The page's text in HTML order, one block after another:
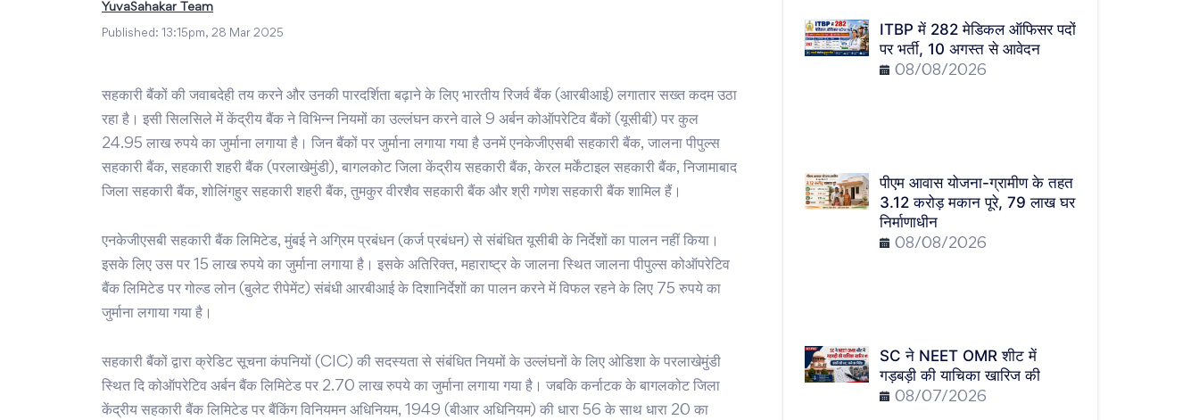
YuvaSahakar Team
Published: 13:15pm, 28 Mar 2025
सहकारी बैंकों की जवाबदेही तय करने और उनकी पारदर्शिता बढ़ाने के लिए भारतीय रिजर्व बैंक (आरबीआई) लगातार सख्त कदम उठा
रहा है। इसी सिलसिले में केंद्रीय बैंक ने विभिन्न नियमों का उल्लंघन करने वाले 9 अर्बन कोऑपरेटिव बैंकों (यूसीबी) पर कुल
24.95 लाख रुपये का जुर्माना लगाया है। जिन बैंकों पर जुर्माना लगाया गया है उनमें एनकेजीएसबी सहकारी बैंक, जालना पीपुल्स
सहकारी बैंक, सहकारी शहरी बैंक (परलाखेमुंडी), बागलकोट जिला केंद्रीय सहकारी बैंक, केरल मर्केंटाइल सहकारी बैंक, निजामाबाद
जिला सहकारी बैंक, शोलिंगहुर सहकारी शहरी बैंक, तुमकुर वीरशैव सहकारी बैंक और श्री गणेश सहकारी बैंक शामिल हैं।
एनकेजीएसबी सहकारी बैंक लिमिटेड, मुंबई ने अग्रिम प्रबंधन (कर्ज प्रबंधन) से संबंधित यूसीबी के निर्देशों का पालन नहीं किया।
इसके लिए उस पर 15 लाख रुपये का जुर्माना लगाया है। इसके अतिरिक्त, महाराष्ट्र के जालना स्थित जालना पीपुल्स कोऑपरेटिव
बैंक लिमिटेड पर गोल्ड लोन (बुलेट रीपेमेंट) संबंधी आरबीआई के दिशानिर्देशों का पालन करने में विफल रहने के लिए 75 रुपये का
जुर्माना लगाया गया है।
सहकारी बैंकों द्वारा क्रेडिट सूचना कंपनियों (CIC) की सदस्यता से संबंधित नियमों के उल्लंघनों के लिए ओडिशा के परलाखेमुंडी
स्थित दि कोऑपरेटिव अर्बन बैंक लिमिटेड पर 2.70 लाख रुपये का जुर्माना लगाया गया है। जबकि कर्नाटक के बागलकोट जिला
केंद्रीय सहकारी बैंक लिमिटेड पर बैंकिंग विनियमन अधिनियम, 1949 (बीआर अधिनियम) की धारा 56 के साथ धारा 20 का
ITBP में 282 मेडिकल ऑफिसर पदों
पर भर्ती, 10 अगस्त से आवेदन
08/08/2026
पीएम आवास योजना-ग्रामीण के तहत
3.12 करोड़ मकान पूरे, 79 लाख घर
निर्माणाधीन
08/08/2026
SC ने NEET OMR शीट में
गड़बड़ी की याचिका खारिज की
08/07/2026